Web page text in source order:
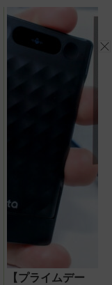
【プライムデー